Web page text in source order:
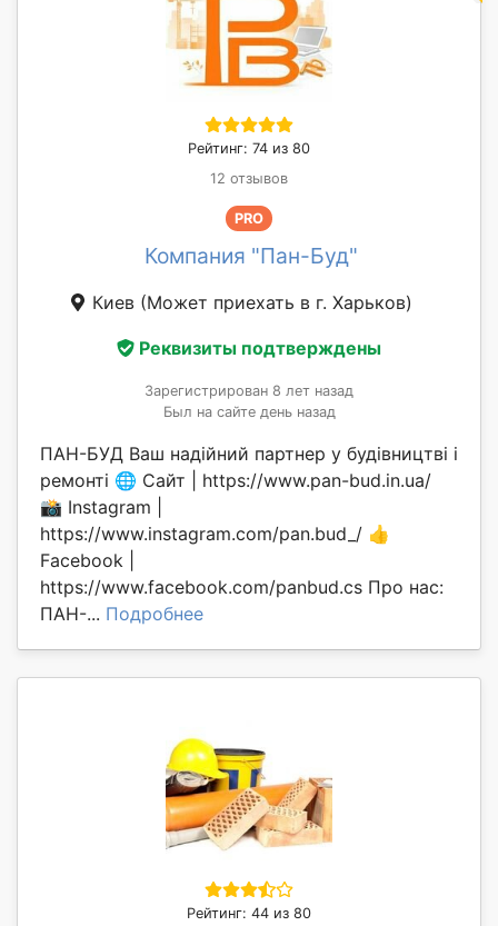
Рейтинг: 74 из 80
12 отзывов
PRO
Компания "Пан-Буд"
Киев (Может приехать в г. Харьков)
Реквизиты подтверждены
Зарегистрирован 8 лет назад
Был на сайте день назад
ПАН-БУД Ваш надійний партнер у будівництві і
ремонті 🌐 Сайт | https://www.pan-bud.in.ua/
📸 Instagram |
https://www.instagram.com/pan.bud_/ 👍
Facebook |
https://www.facebook.com/panbud.cs Про нас:
ПАН-... Подробнее
Рейтинг: 44 из 80